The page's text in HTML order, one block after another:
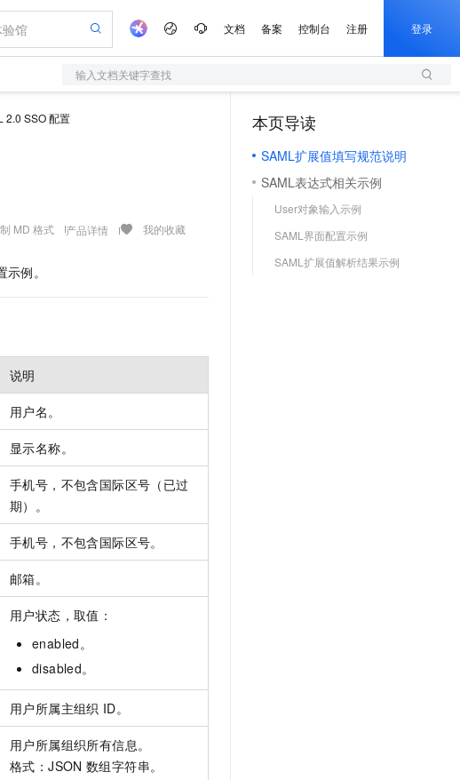
文档 备案 控制台 注册 登录
输入文档关键字查找
2.0 SSO 配置
MD 格式 产品详情 我的收藏
例。
说明
用户名。
显示名称。
手机号，不包含国际区号（已过
期）。
手机号，不包含国际区号。
邮箱。
用户状态，取值：
enabled。
disabled。
用户所属主组织 ID。
用户所属组织所有信息。
格式：JSON 数组字符串。
本页导读
SAML扩展值填写规范说明
SAML表达式相关示例
User对象输入示例
SAML界面配置示例
SAML扩展值解析结果示例
大模型服务平台百炼
图片和视频生成
HappyHorse-1.1-T2V
Wan2.7-T2V
语音识别与合成
大模型原生应用
Qoder HOT
秒悟
端极速 AI 应用创作平台
多模态数据信息提取
真实软件的智能体编程平台
火墙
原生的云上边界网络安全防护产品
轻量应用服务器
快速构建应用程序和网站，即刻迈出上云第一步
数字证书管理服务（原SSL证书）
实现全站HTTPS，呈现可信的WEB访问
国内短信简单易用，安全可靠，秒级触达，全球覆盖200+国家和地区。
一句话生成原生可编辑精美 PPT 文稿
输入一句话想法, 轻松生成专业的 PPT
一键部署幻兽帕鲁游戏服务器 HOT
一键购买专属联机服务器，轻松开启游戏
漫剧工坊：一站式动画创作平台
快速生产连贯的高质量长漫剧
2折
场景体验
、视频一站生成，高效打造优质广告素材
短剧/漫剧
助力短剧漫剧创作，剧本、分镜、视频高效生成
AI 办公
能应用，一键激活高效办公新体验
客服
动承接线索、识别商机，让客服更高效、服务更出色。
AI 活动
AI 生产力先锋
先锋实践拓展 AI 生产力的边界
飞天发布时刻
所见，即是所愿
从基础到进阶，Agent 创客手把手教你
置报价器
阿里云 OPC 创新助力计划
Token 补贴，五大权
益加速 OPC 成功
础软件
Hat
SUSE
建站小程序
模板建站
定制建站
模板小程序
定制小程序
APP 开发
建站系统
专业服务
品伙伴合作计划
库合作计划
络合作计划
服务生态伙伴
服务伙伴合作计划
Al MaaS 服务伙伴赋能合作
伙伴信用分合作计划
合作伙伴培训与认证
里云认证 开发者社区
场活动
全景
搭 ModelScope
高校合作
云工开物
加入我们